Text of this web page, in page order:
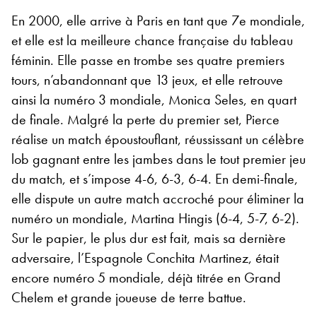
En 2000, elle arrive à Paris en tant que 7e mondiale,
et elle est la meilleure chance française du tableau
féminin. Elle passe en trombe ses quatre premiers
tours, n’abandonnant que 13 jeux, et elle retrouve
ainsi la numéro 3 mondiale, Monica Seles, en quart
de finale. Malgré la perte du premier set, Pierce
réalise un match époustouflant, réussissant un célèbre
lob gagnant entre les jambes dans le tout premier jeu
du match, et s’impose 4-6, 6-3, 6-4. En demi-finale,
elle dispute un autre match accroché pour éliminer la
numéro un mondiale, Martina Hingis (6-4, 5-7, 6-2).
Sur le papier, le plus dur est fait, mais sa dernière
adversaire, l’Espagnole Conchita Martinez, était
encore numéro 5 mondiale, déjà titrée en Grand
Chelem et grande joueuse de terre battue.